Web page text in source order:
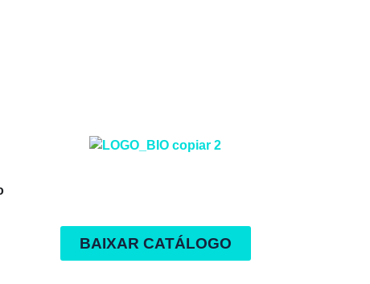
BAIXAR CATÁLOGO